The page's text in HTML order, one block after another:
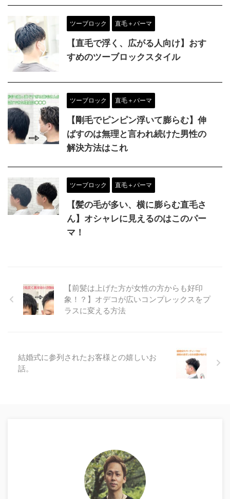
ツーブロック 直毛＋パーマ
【直毛で浮く、広がる人向け】おす
すめのツーブロックスタイル
ツーブロック 直毛＋パーマ
【剛毛でピンピン浮いて膨らむ】伸
ばすのは無理と言われ続けた男性の
解決方法はこれ
ツーブロック 直毛＋パーマ
【髪の毛が多い、横に膨らむ直毛さ
ん】オシャレに見えるのはこのパー
マ！
【前髪は上げた方が女性の方からも好印
象！？】オデコが広いコンプレックスをプ
ラスに変える方法
結婚式に参列されたお客様との嬉しいお
話。